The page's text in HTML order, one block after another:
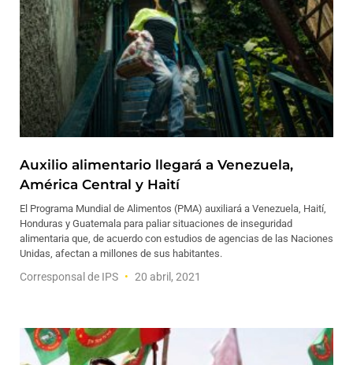
Auxilio alimentario llegará a Venezuela,
América Central y Haití
El Programa Mundial de Alimentos (PMA) auxiliará a Venezuela, Haití,
Honduras y Guatemala para paliar situaciones de inseguridad
alimentaria que, de acuerdo con estudios de agencias de las Naciones
Unidas, afectan a millones de sus habitantes.
Corresponsal de IPS 20 abril, 2021